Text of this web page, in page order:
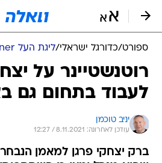
ספורט/כדורגל ישראלי/ליגת העל Winner
רוטנשטיינר על
לעבוד בתחום גם
יניב טוכמן
עודכן לאחרונה: 8.11.2021 / 12:27
ברק יצחקי פרגן למאמן